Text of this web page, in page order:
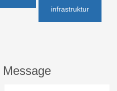
infrastruktur